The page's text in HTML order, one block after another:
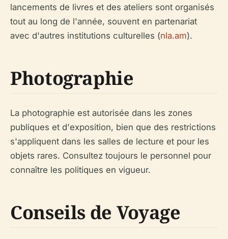
lancements de livres et des ateliers sont organisés
tout au long de l'année, souvent en partenariat
avec d'autres institutions culturelles (nla.am).
Photographie
La photographie est autorisée dans les zones
publiques et d'exposition, bien que des restrictions
s'appliquent dans les salles de lecture et pour les
objets rares. Consultez toujours le personnel pour
connaître les politiques en vigueur.
Conseils de Voyage